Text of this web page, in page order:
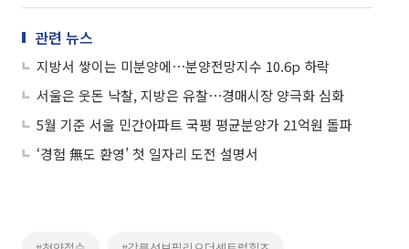
관련 뉴스
지방서 쌓이는 미분양에⋯분양전망지수 10.6p 하락
서울은 웃돈 낙찰, 지방은 유찰⋯경매시장 양극화 심화
5월 기준 서울 민간아파트 국평 평균분양가 21억원 돌파
‘경험 無도 환영’ 첫 일자리 도전 설명서